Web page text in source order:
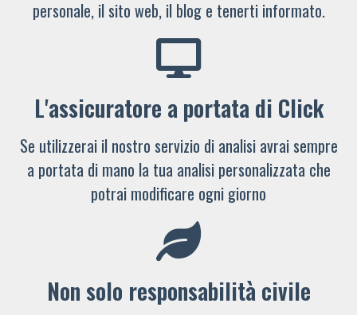
personale, il sito web, il blog e tenerti informato.
L'assicuratore a portata di Click
Se utilizzerai il nostro servizio di analisi avrai sempre
a portata di mano la tua analisi personalizzata che
potrai modificare ogni giorno
Non solo responsabilità civile